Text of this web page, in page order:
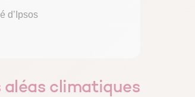
d’Ipsos
aléas climatiques